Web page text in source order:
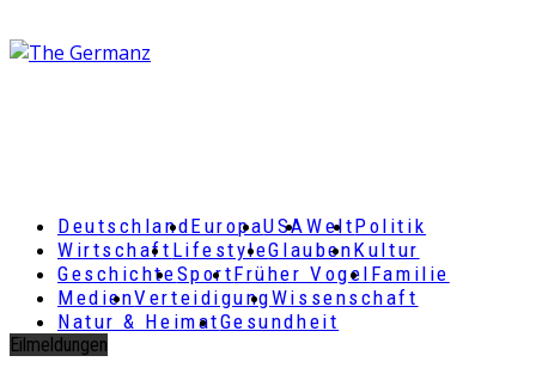
DeutschlandEuropaUSAWeltPolitik
Wirtschaft LifestyleGlaubenKultur
GeschichteSportFrüher Vogel Familie
MedienVerteidigungWissenschaft
Natur & HeimatGesundheit
Eilmeldungen